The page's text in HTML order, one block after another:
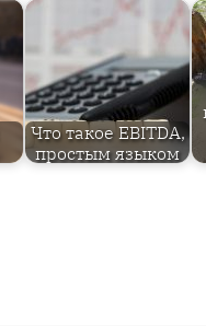
Что такое EBITDA,
простым языком